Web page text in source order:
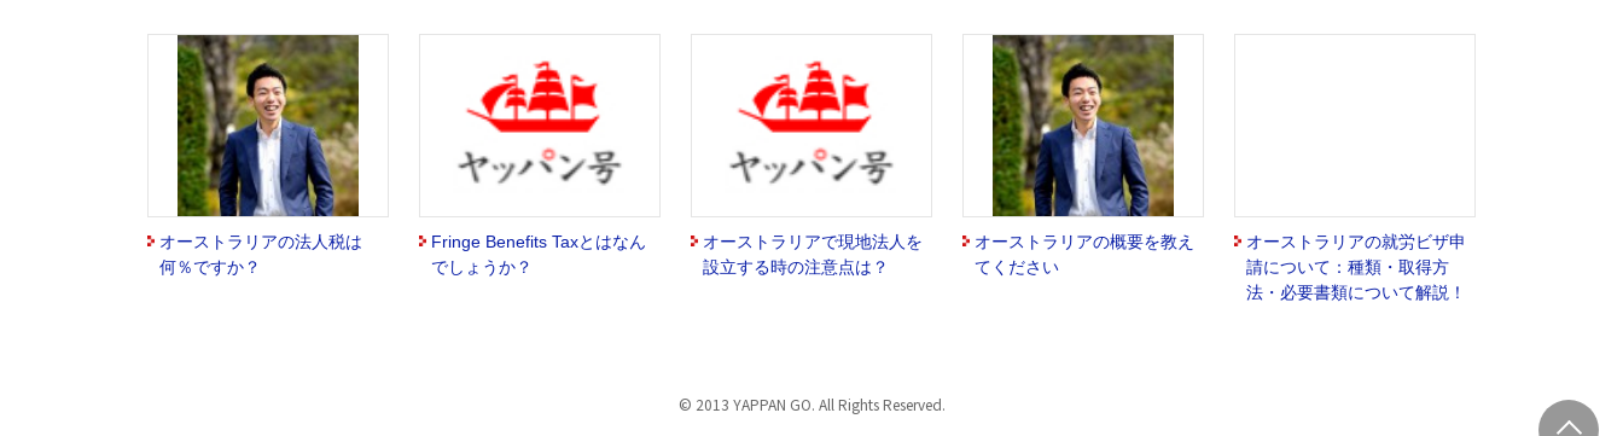
オーストラリアの法人税は
何％ですか？
Fringe Benefits Taxとはなん
でしょうか？
オーストラリアで現地法人を
設立する時の注意点は？
オーストラリアの概要を教え
てください
オーストラリアの就労ビザ申
請について：種類・取得方
法・必要書類について解説！
© 2013 YAPPAN GO. All Rights Reserved.